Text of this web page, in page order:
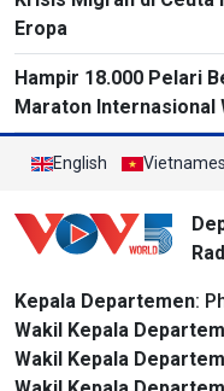
Eropa
Hampir 18.000 Pelari
Maraton Internasional
English
Kepala Departemen:
Wakil Kepala
Wakil Kepala